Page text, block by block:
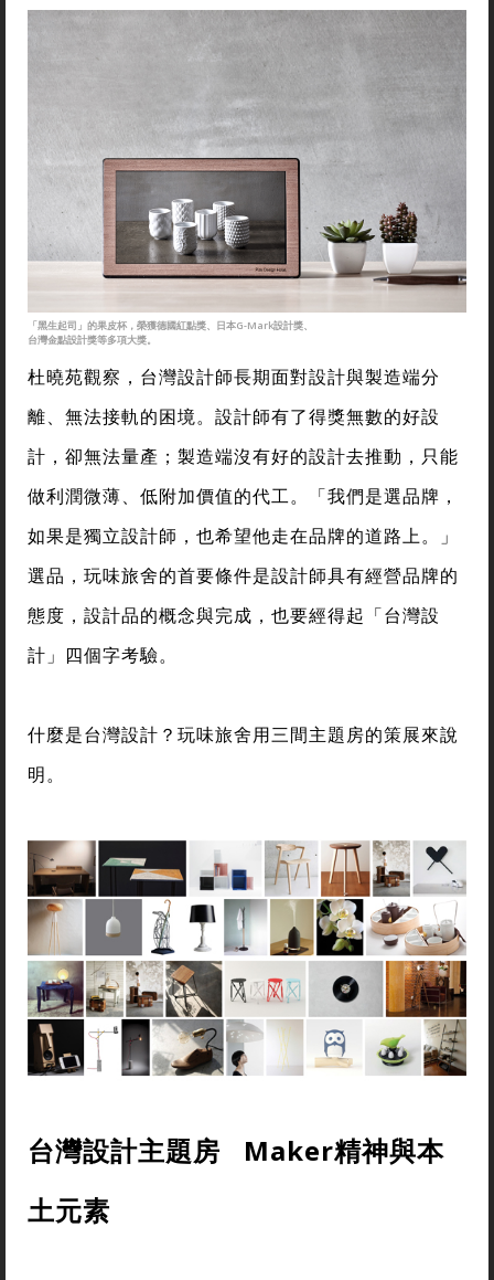
「黑生起司」的果皮杯，榮獲德國紅點獎、日本G-Mark設計獎、
台灣金點設計獎等多項大獎。
杜曉苑觀察，台灣設計師長期面對設計與製造端分
離、無法接軌的困境。設計師有了得獎無數的好設
計，卻無法量產；製造端沒有好的設計去推動，只能
做利潤微薄、低附加價值的代工。「我們是選品牌，
如果是獨立設計師，也希望他走在品牌的道路上。」
選品，玩味旅舍的首要條件是設計師具有經營品牌的
態度，設計品的概念與完成，也要經得起「台灣設
計」四個字考驗。
什麼是台灣設計？玩味旅舍用三間主題房的策展來說
明。
台灣設計主題房 Maker精神與本
土元素